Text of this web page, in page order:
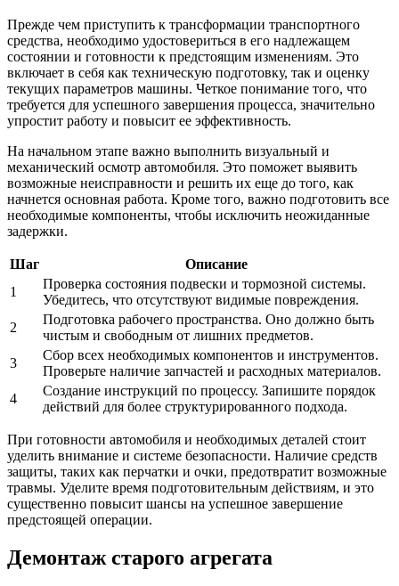
Прежде чем приступить к трансформации транспортного
средства, необходимо удостовериться в его надлежащем
состоянии и готовности к предстоящим изменениям. Это
включает в себя как техническую подготовку, так и оценку
текущих параметров машины. Четкое понимание того, что
требуется для успешного завершения процесса, значительно
упростит работу и повысит ее эффективность.
На начальном этапе важно выполнить визуальный и
механический осмотр автомобиля. Это поможет выявить
возможные неисправности и решить их еще до того, как
начнется основная работа. Кроме того, важно подготовить все
необходимые компоненты, чтобы исключить неожиданные
задержки.
Шаг
Описание
1
Проверка состояния подвески и тормозной системы.
Убедитесь, что отсутствуют видимые повреждения.
2
Подготовка рабочего пространства. Оно должно быть
чистым и свободным от лишних предметов.
3
Сбор всех необходимых компонентов и инструментов.
Проверьте наличие запчастей и расходных материалов.
4
Создание инструкций по процессу. Запишите порядок
действий для более структурированного подхода.
При готовности автомобиля и необходимых деталей стоит
уделить внимание и системе безопасности. Наличие средств
защиты, таких как перчатки и очки, предотвратит возможные
травмы. Уделите время подготовительным действиям, и это
существенно повысит шансы на успешное завершение
предстоящей операции.
Демонтаж старого агрегата